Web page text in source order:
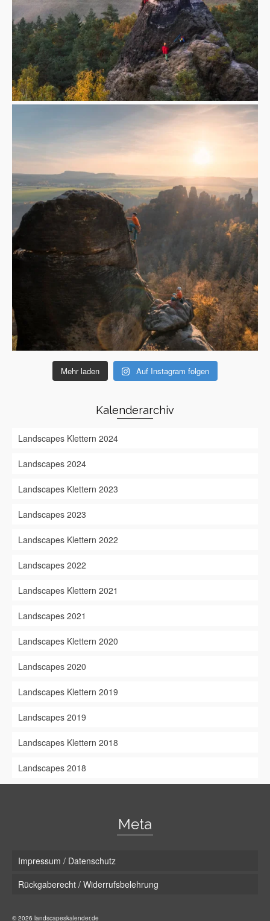
Mehr laden Auf Instagram folgen
Kalenderarchiv
Landscapes Klettern 2024
Landscapes 2024
Landscapes Klettern 2023
Landscapes 2023
Landscapes Klettern 2022
Landscapes 2022
Landscapes Klettern 2021
Landscapes 2021
Landscapes Klettern 2020
Landscapes 2020
Landscapes Klettern 2019
Landscapes 2019
Landscapes Klettern 2018
Landscapes 2018
Meta
Impressum / Datenschutz
Rückgaberecht / Widerrufsbelehrung
© 2026 landscapeskalender.de